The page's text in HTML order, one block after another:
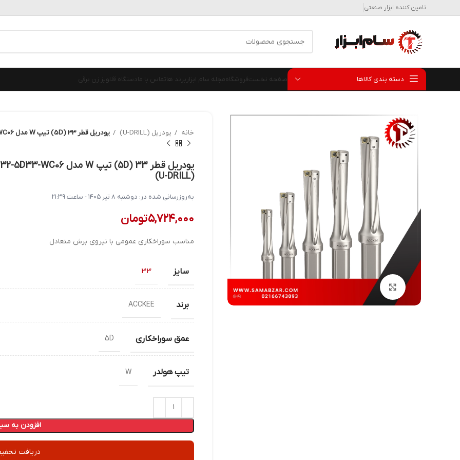
تامین کننده ابزار صنعتی
دسته بندی کالاها صفحه نخستفروشگاهمجله سام ابزار برند هاتماس با مادستگاه قلاویز زن برقی
بزرگنمایی تصویر
خانه یودریل (U-DRILL) یودریل قطر 33 (5D) تیپ W مدل C32-5D33-WC06 ای سی سی کی ACCKEE (U-DRILL)
(U-DRILL)
به‌روزرسانی شده در: دوشنبه ۸ تیر ۱۴۰۵ - ساعت ۲۱:۳۹
۵,۷۲۴,۰۰۰تومان
مناسب سوراخکاری عمومی با نیروی برش متعادل
سایز 33
برند ACCKEE
عمق سوراخکاری 5D
تیپ هولدر W
افزودن به
دریافت